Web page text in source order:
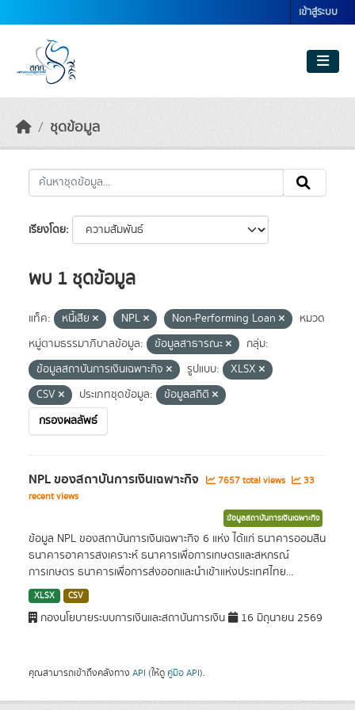
เข้าสู่ระบบ
ชุดข้อมูล
เรียงโดย
พบ 1 ชุดข้อมูล
แท็ค: หนี้เสีย NPL Non-Performing Loan
หมวด
หมู่ตามธรรมาภิบาลข้อมูล:
ข้อมูลสาธารณะ
กลุ่ม:
ข้อมูลสถาบันการเงินเฉพาะกิจ
รูปแบบ:
XLSX
CSV
ประเภทชุดข้อมูล:
ข้อมูลสถิติ
กรองผลลัพธ์
NPL ของสถาบันการเงินเฉพาะกิจ 7657 total views
33
recent views
ข้อมูลสถาบันการเงินเฉพาะกิจ
ข้อมูล NPL ของสถาบันการเงินเฉพาะกิจ 6 แห่ง ได้แก่ ธนาคารออมสิน
ธนาคารอาคารสงเคราะห์ ธนาคารเพื่อการเกษตรและสหกรณ์
การเกษตร ธนาคารเพื่อการส่งออกและนำเข้าแห่งประเทศไทย...
XLSX CSV
กองนโยบายระบบการเงินและสถาบันการเงิน 16 มิถุนายน 2569
คุณสามารถเข้าถึงคลังทาง API (ให้ดู คู่มือ API).